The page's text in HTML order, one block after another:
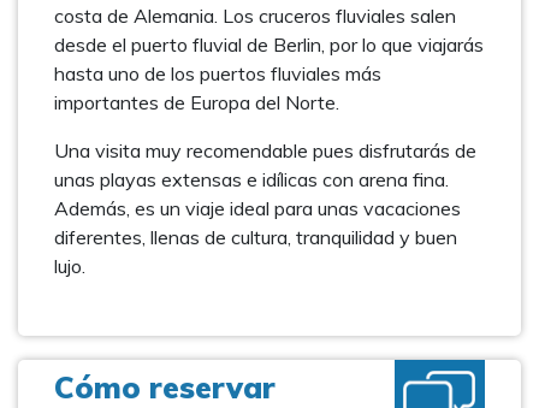
costa de Alemania. Los cruceros fluviales salen
desde el puerto fluvial de Berlin, por lo que viajarás
hasta uno de los puertos fluviales más
importantes de Europa del Norte.
Una visita muy recomendable pues disfrutarás de
unas playas extensas e idílicas con arena fina.
Además, es un viaje ideal para unas vacaciones
diferentes, llenas de cultura, tranquilidad y buen
lujo.
Cómo reservar